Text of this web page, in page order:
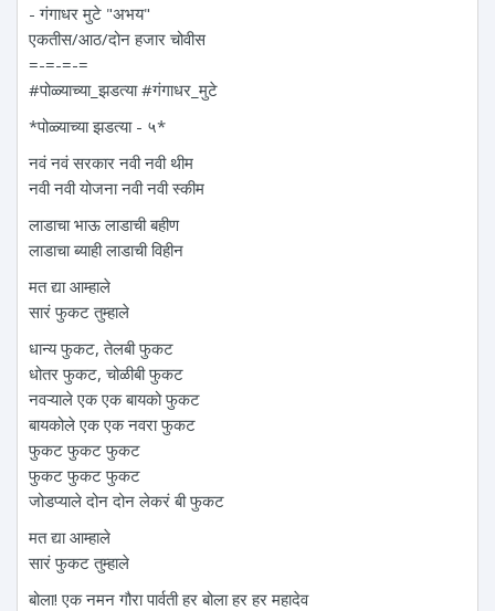
- गंगाधर मुटे "अभय"
एकतीस/आठ/दोन हजार चोवीस
=-=-=-=
#पोळ्याच्या_झडत्या #गंगाधर_मुटे
*पोळ्याच्या झडत्या - ५*
नवं नवं सरकार नवी नवी थीम
नवी नवी योजना नवी नवी स्कीम
लाडाचा भाऊ लाडाची बहीण
लाडाचा ब्याही लाडाची विहीन
मत द्या आम्हाले
सारं फुकट तुम्हाले
धान्य फुकट, तेलबी फुकट
धोतर फुकट, चोळीबी फुकट
नवऱ्याले एक एक बायको फुकट
बायकोले एक एक नवरा फुकट
फुकट फुकट फुकट
फुकट फुकट फुकट
जोडप्याले दोन दोन लेकरं बी फुकट
मत द्या आम्हाले
सारं फुकट तुम्हाले
बोला! एक नमन‌ गौरा पार्वती हर बोला हर हर महादेव